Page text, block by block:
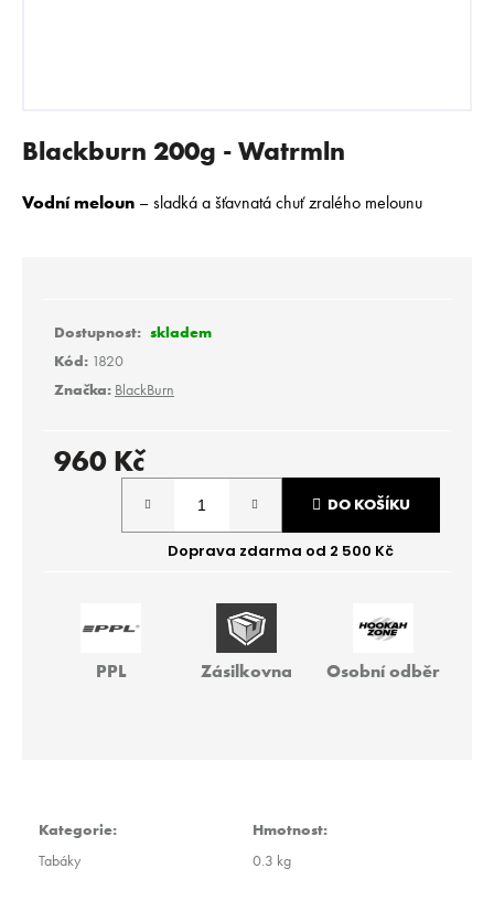
Blackburn 200g - Watrmln
Vodní meloun – sladká a šťavnatá chuť zralého melounu​
skladem
Kód: 1820
Značka: BlackBurn
960 Kč
DO KOŠÍKU
PPL Zásilkovna Osobní odběr
Kategorie:
Tabáky
Hmotnost:
0.3 kg
T